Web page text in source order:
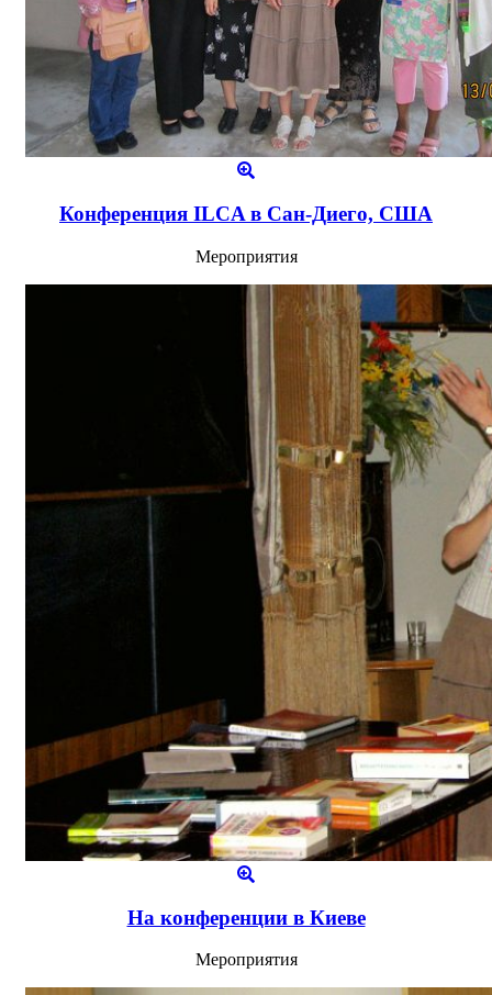
Конференция ILCA в Сан-Диего, США
Мероприятия
На конференции в Киеве
Мероприятия